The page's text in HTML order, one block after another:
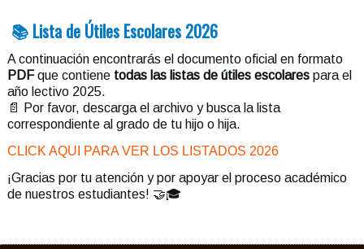
📚 Lista de Útiles Escolares 2026
A continuación encontrarás el documento oficial en formato
PDFque contiene todas las listas de útiles escolares para el
año lectivo 2025.
📄 Por favor, descarga el archivo y busca la lista
correspondiente al grado de tu hijo o hija.
CLICK AQUI PARA VER LOS LISTADOS 2026
¡Gracias por tu atención y por apoyar el proceso académico
de nuestros estudiantes! 🤝🎓